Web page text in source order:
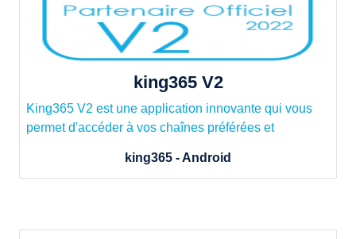
king365 V2
King365 V2 est une application innovante qui vous
permet d'accéder à vos chaînes préférées et
king365 - Android